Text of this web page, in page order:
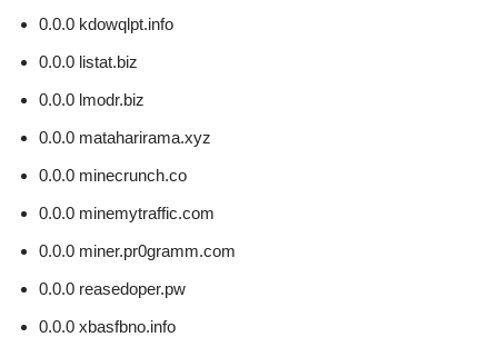
0.0.0 kdowqlpt.info
0.0.0 listat.biz
0.0.0 lmodr.biz
0.0.0 mataharirama.xyz
0.0.0 minecrunch.co
0.0.0 minemytraffic.com
0.0.0 miner.pr0gramm.com
0.0.0 reasedoper.pw
0.0.0 xbasfbno.info